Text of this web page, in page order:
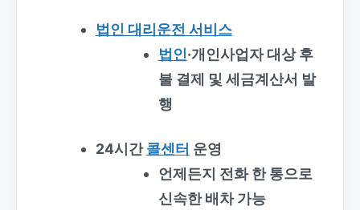
법인 대리운전 서비스
법인·개인사업자 대상 후
불 결제 및 세금계산서 발
행
24시간콜센터 운영
언제든지 전화 한 통으로
신속한 배차 가능